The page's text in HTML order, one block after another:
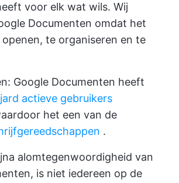
voor elk wat wils. Wij
Documenten omdat het
te organiseren en te
Google Documenten heeft
actieve gebruikers
het een van de
.
alomtegenwoordigheid van
is niet iedereen op de